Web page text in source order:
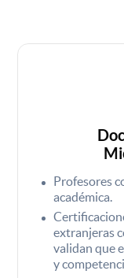
Profesores
académica.
extranjeras
validan que
y